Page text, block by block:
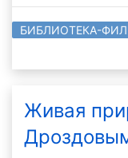
БИБЛИОТЕКА-
Живая